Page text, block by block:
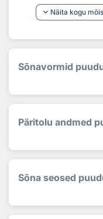
keyboard_arrow_down Näita kogu
Sõnavormid
Päritolu andmed
Sõna seosed